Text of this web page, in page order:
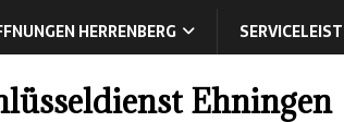
HERRENBERG
Ehningen